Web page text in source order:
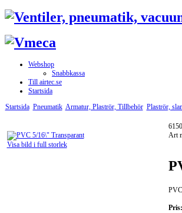
Webshop
Snabbkassa
Till airtec.se
Startsida
Startsida Pneumatik Armatur, Plaströr, Tillbehör Plaströr,
Visa bild i full storlek
Art
Pris: